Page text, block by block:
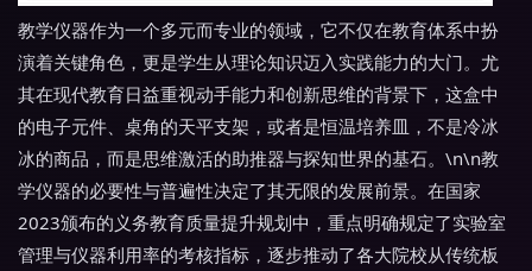
教学仪器作为一个多元而专业的领域，它不仅在教育体系中扮
演着关键角色，更是学生从理论知识迈入实践能力的大门。尤
其在现代教育日益重视动手能力和创新思维的背景下，这盒中
的电子元件、桌角的天平支架，或者是恒温培养皿，不是冷冰
冰的商品，而是思维激活的助推器与探知世界的基石。\n\n教
学仪器的必要性与普遍性决定了其无限的发展前景。在国家
2023颁布的义务教育质量提升规划中，重点明确规定了实验室
管理与仪器利用率的考核指标，逐步推动了各大院校从传统板